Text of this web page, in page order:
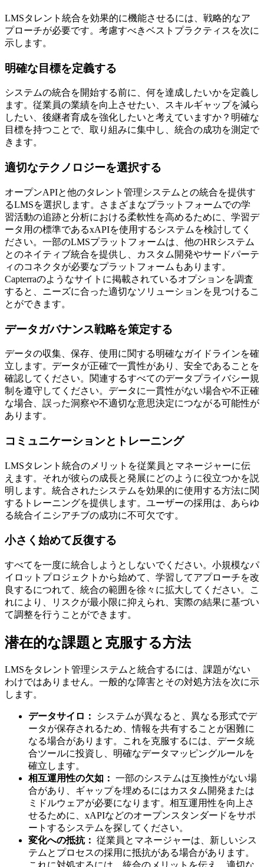
LMSタレント統合を効果的に機能させるには、戦略的なア
プローチが必要です。考慮すべきベストプラクティスを次に
示します。
明確な目標を定義する
システムの統合を開始する前に、何を達成したいかを定義し
ます。従業員の業績を向上させたい、スキルギャップを減ら
したい、後継者育成を強化したいと考えていますか？明確な
目標を持つことで、取り組みに集中し、統合の成功を測定で
きます。
適切なテクノロジーを選択する
オープンAPIと他のタレント管理システムとの統合を提供す
るLMSを選択します。さまざまなプラットフォームでの学
習活動の追跡と分析における柔軟性を高めるために、学習デ
ータ用の標準であるxAPIを使用するシステムを検討してく
ださい。一部のLMSプラットフォームは、他のHRシステム
とのネイティブ統合を提供し、カスタム開発やサードパーテ
ィのコネクタが必要なプラットフォームもあります。
Capterraのようなサイトに掲載されているオプションを調査
すると、ニーズに合った適切なソリューションを見つけるこ
とができます。
データガバナンス戦略を策定する
データの収集、保存、使用に関する明確なガイドラインを確
立します。データが正確で一貫性があり、安全であることを
確認してください。関連するすべてのデータプライバシー規
制を遵守してください。データに一貫性がない場合や不正確
な場合、誤った洞察や不適切な意思決定につながる可能性が
あります。
コミュニケーションとトレーニング
LMSタレント統合のメリットを従業員とマネージャーに伝
えます。それが彼らの成長と発展にどのように役立つかを説
明します。統合されたシステムを効果的に使用する方法に関
するトレーニングを提供します。ユーザーの採用は、あらゆ
る統合イニシアチブの成功に不可欠です。
小さく始めて反復する
すべてを一度に統合しようとしないでください。小規模なパ
イロットプロジェクトから始めて、学習してアプローチを改
良するにつれて、統合の範囲を徐々に拡大してください。こ
れにより、リスクが最小限に抑えられ、実際の結果に基づい
て調整を行うことができます。
潜在的な課題と克服する方法
LMSをタレント管理システムと統合するには、課題がない
わけではありません。一般的な障害とその対処方法を次に示
します。
データサイロ：
システムが異なると、異なる形式でデ
ータが保存されるため、情報を共有することが困難に
なる場合があります。これを克服するには、データ統
合ツールに投資し、明確なデータマッピングルールを
確立します。
相互運用性の欠如： 一部のシステムは互換性がない場
合があり、ギャップを埋めるにはカスタム開発または
ミドルウェアが必要になります。相互運用性を向上さ
せるために、xAPIなどのオープンスタンダードをサポ
ートするシステムを探してください。
変化への抵抗： 従業員とマネージャーは、新しいシス
テムとプロセスの採用に抵抗がある場合があります。
これに対処するには、統合のメリットを伝え、適切な